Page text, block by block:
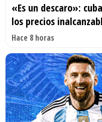
«Es un descaro»:
los precios
Hace 8 horas